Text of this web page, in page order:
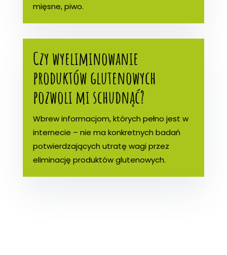
mięsne, piwo.
Czy wyeliminowanie
produktów glutenowych
pozwoli mi schudnąć?
Wbrew informacjom, których pełno jest w
internecie – nie ma konkretnych badań
potwierdzających utratę wagi przez
eliminację produktów glutenowych.